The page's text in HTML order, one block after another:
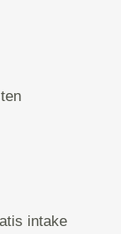
intake